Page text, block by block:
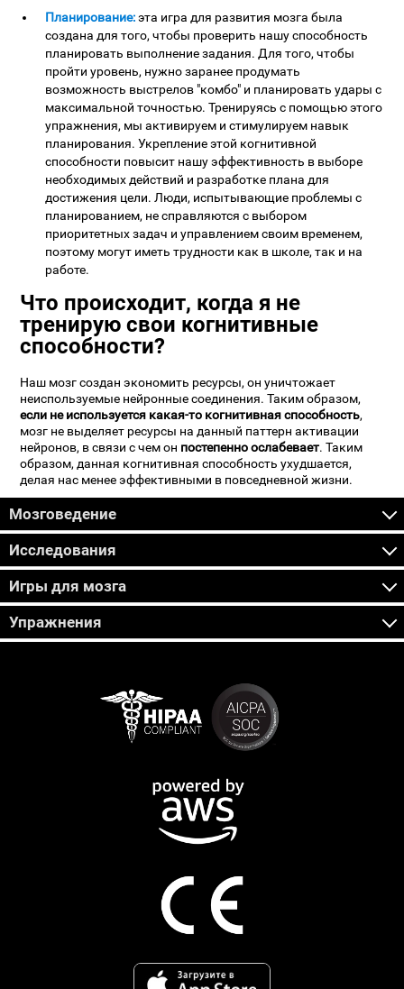
Планирование:эта игра для развития мозга была
создана для того, чтобы проверить нашу способность
планировать выполнение задания. Для того, чтобы
пройти уровень, нужно заранее продумать
возможность выстрелов "комбо" и планировать удары с
максимальной точностью. Тренируясь с помощью этого
упражнения, мы активируем и стимулируем навык
планирования. Укрепление этой когнитивной
способности повысит нашу эффективность в выборе
необходимых действий и разработке плана для
достижения цели. Люди, испытывающие проблемы с
планированием, не справляются с выбором
приоритетных задач и управлением своим временем,
поэтому могут иметь трудности как в школе, так и на
работе.
Что происходит, когда я не
тренирую свои когнитивные
способности?
Наш мозг создан экономить ресурсы, он уничтожает
неиспользуемые нейронные соединения. Таким образом,
если не используется какая-то когнитивная способность,
мозг не выделяет ресурсы на данный паттерн активации
нейронов, в связи с чем он постепенно ослабевает. Таким
образом, данная когнитивная способность ухудшается,
делая нас менее эффективными в повседневной жизни.
Мозговедение
Исследования
Игры для мозга
Упражнения